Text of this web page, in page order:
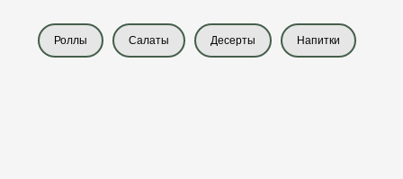
Роллы Салаты Десерты Напитки